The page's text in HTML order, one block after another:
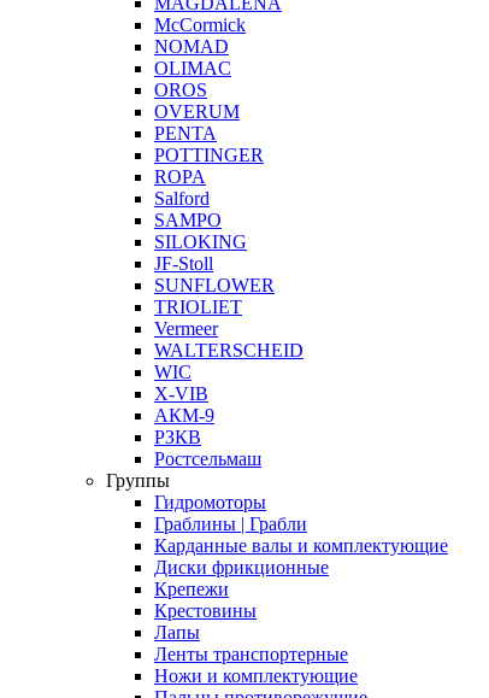
McCormick
NOMAD
OLIMAC
OROS
OVERUM
PENTA
POTTINGER
ROPA
Salford
SAMPO
SILOKING
JF-Stoll
SUNFLOWER
TRIOLIET
Vermeer
WALTERSCHEID
WIC
X-VIB
АКМ-9
РЗКВ
Ростсельмаш
Группы
Гидромоторы
Граблины | Грабли
Карданные валы и комплектующие
Диски фрикционные
Крепежи
Крестовины
Лапы
Ленты транспортерные
Ножи и комплектующие